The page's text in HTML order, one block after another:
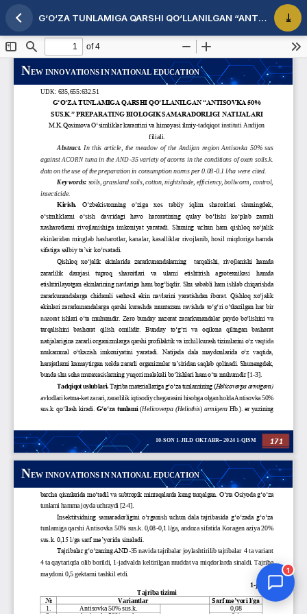
Maqola tafsilotlariga qaytish G‘O‘ZA TUNLAMIGA QARSHI QO‘LLANILGAN “ANTISOVKA 50% SUS.K.” PREPARATING BIOLOGIK SAMARADORLIGI NATIJALARI
1
Onlayn